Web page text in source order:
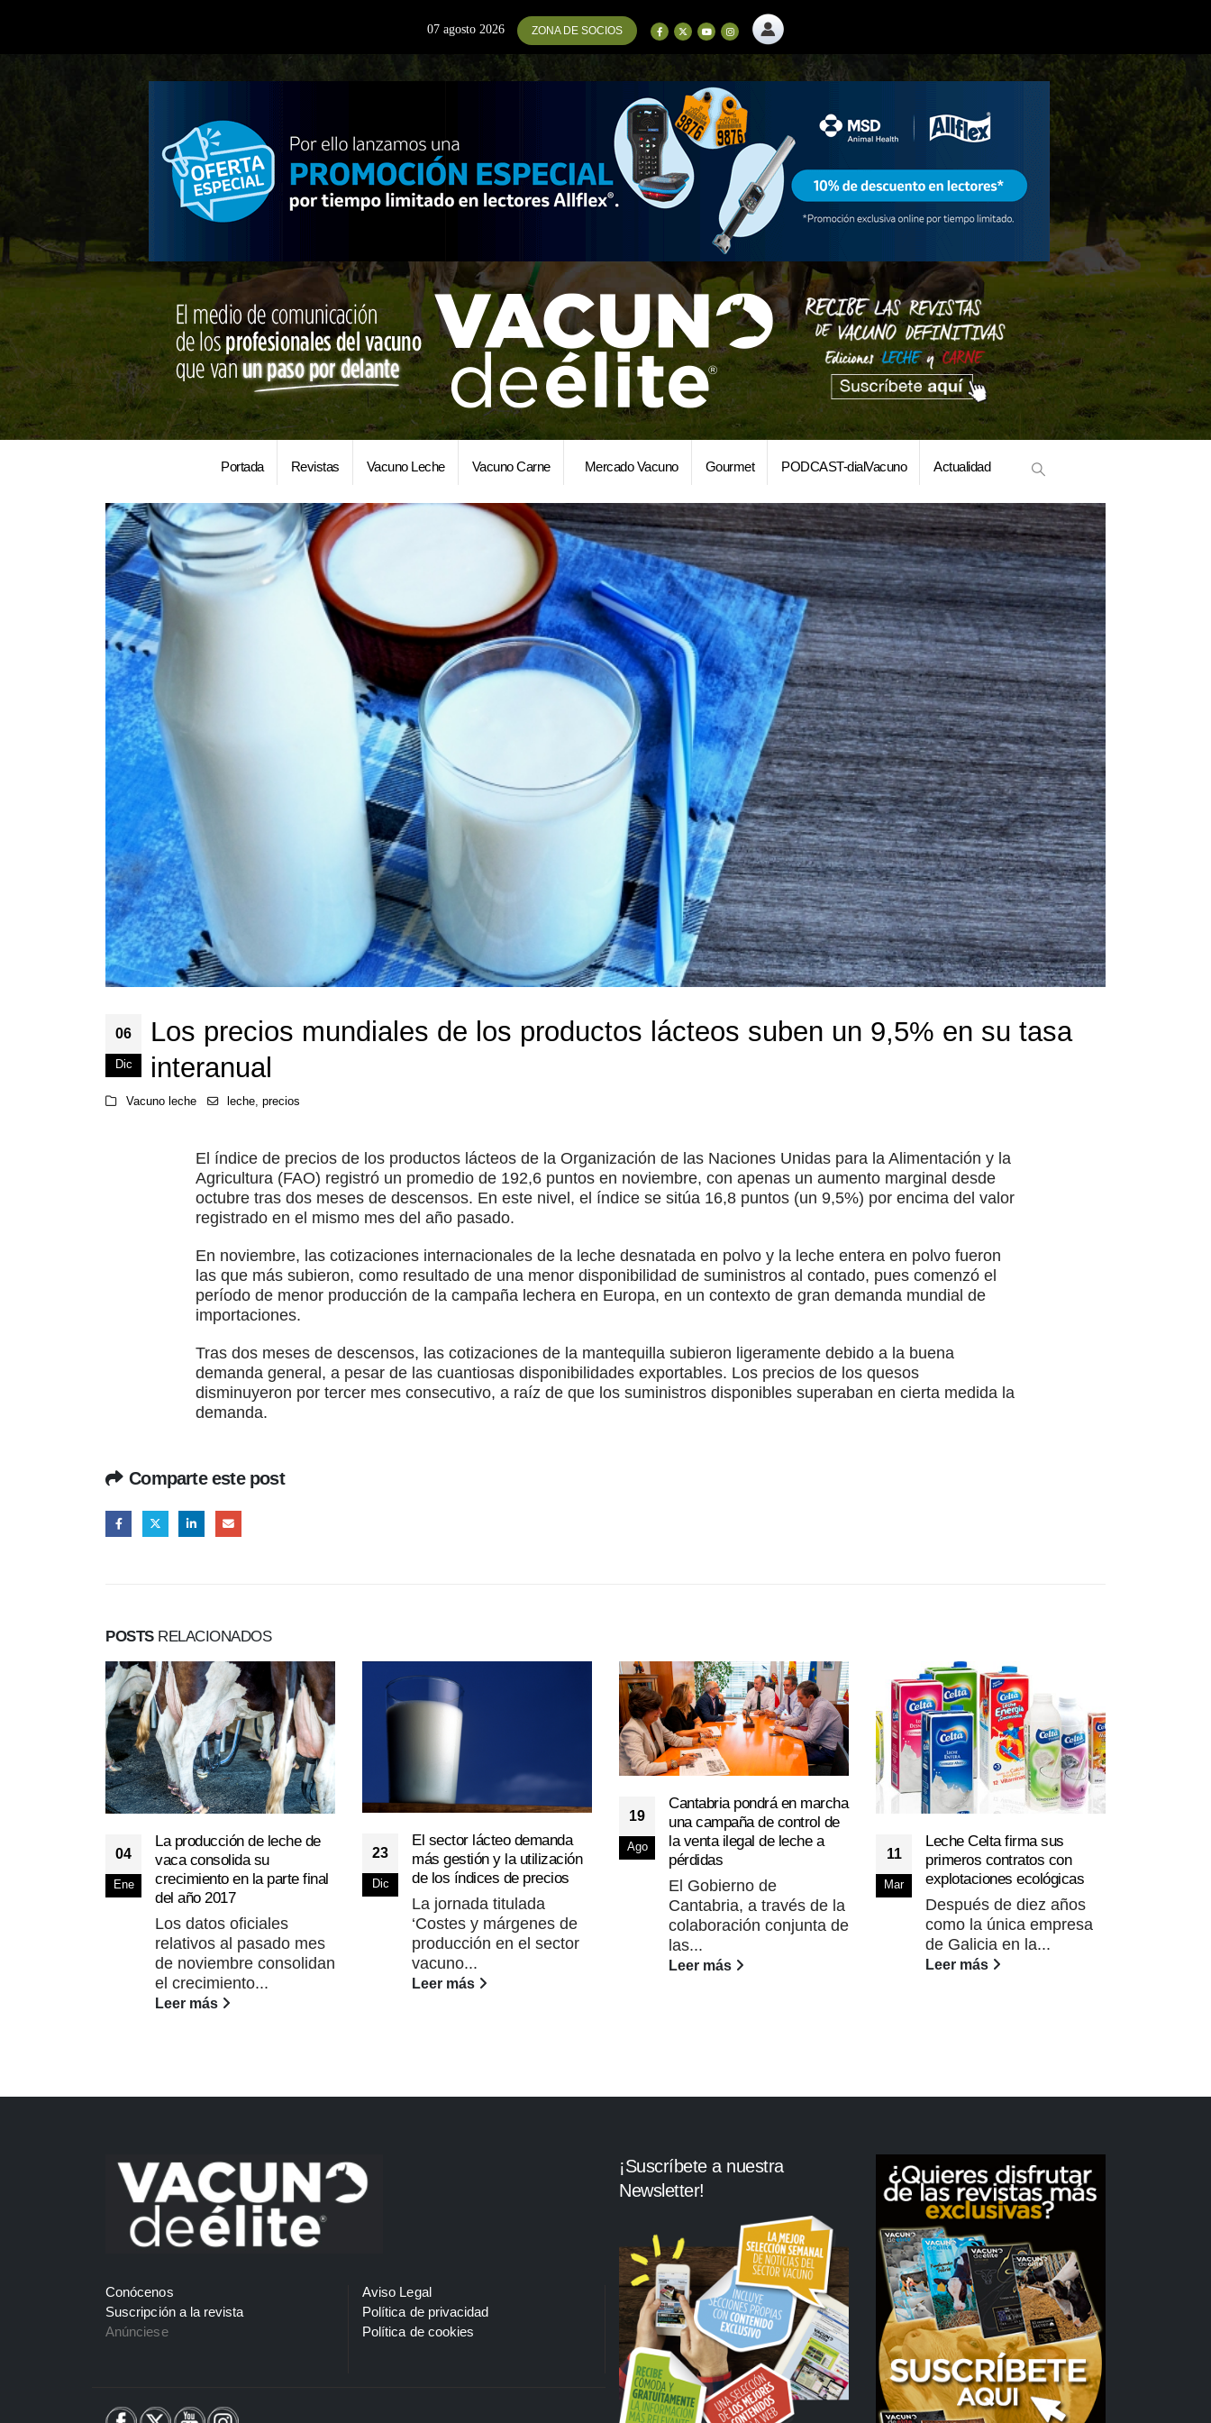
07 agosto 2026 ZONA DE SOCIOS
Portada Revistas Vacuno Leche Vacuno Carne Mercado Vacuno Gourmet PODCAST-dialVacuno Actualidad
06
Dic
Los precios mundiales de los productos lácteos suben un 9,5% en su tasa
interanual
Vacuno leche leche,precios
El índice de precios de los productos lácteos de la Organización de las Naciones Unidas para la Alimentación y la
Agricultura (FAO) registró un promedio de 192,6 puntos en noviembre, con apenas un aumento marginal desde
octubre tras dos meses de descensos. En este nivel, el índice se sitúa 16,8 puntos (un 9,5%) por encima del valor
registrado en el mismo mes del año pasado.
En noviembre, las cotizaciones internacionales de la leche desnatada en polvo y la leche entera en polvo fueron
las que más subieron, como resultado de una menor disponibilidad de suministros al contado, pues comenzó el
período de menor producción de la campaña lechera en Europa, en un contexto de gran demanda mundial de
importaciones.
Tras dos meses de descensos, las cotizaciones de la mantequilla subieron ligeramente debido a la buena
demanda general, a pesar de las cuantiosas disponibilidades exportables. Los precios de los quesos
disminuyeron por tercer mes consecutivo, a raíz de que los suministros disponibles superaban en cierta medida la
demanda.
Comparte este post
POSTSRELACIONADOS
04
Ene
La producción de leche de
vaca consolida su
crecimiento en la parte final
del año 2017
Los datos oficiales
relativos al pasado mes
de noviembre consolidan
el crecimiento...
Leer más
23
Dic
El sector lácteo demanda
más gestión y la utilización
de los índices de precios
La jornada titulada
‘Costes y márgenes de
producción en el sector
vacuno...
Leer más
19
Ago
Cantabria pondrá en marcha
una campaña de control de
la venta ilegal de leche a
pérdidas
El Gobierno de
Cantabria, a través de la
colaboración conjunta de
las...
Leer más
11
Mar
Leche Celta firma sus
primeros contratos con
explotaciones ecológicas
Después de diez años
como la única empresa
de Galicia en la...
Leer más
Conócenos
Suscripción a la revista
Anúnciese
Aviso Legal
Política de privacidad
Política de cookies
¡Suscríbete a nuestra
Newsletter!